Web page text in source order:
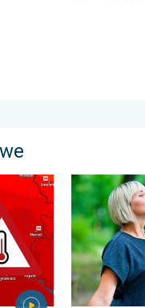
Ekstremalnie gorąco. .
Dlaczego